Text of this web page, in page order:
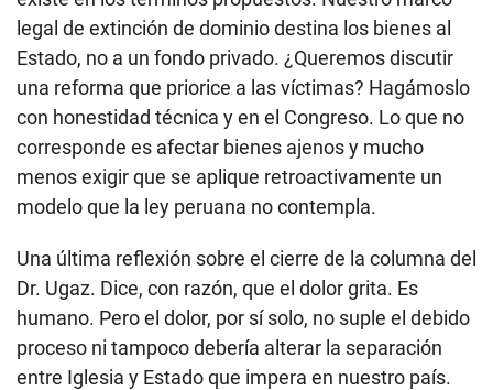
legal de extinción de dominio destina los bienes al
Estado, no a un fondo privado. ¿Queremos discutir
una reforma que priorice a las víctimas? Hagámoslo
con honestidad técnica y en el Congreso. Lo que no
corresponde es afectar bienes ajenos y mucho
menos exigir que se aplique retroactivamente un
modelo que la ley peruana no contempla.
Una última reflexión sobre el cierre de la columna del
Dr. Ugaz. Dice, con razón, que el dolor grita. Es
humano. Pero el dolor, por sí solo, no suple el debido
proceso ni tampoco debería alterar la separación
entre Iglesia y Estado que impera en nuestro país.